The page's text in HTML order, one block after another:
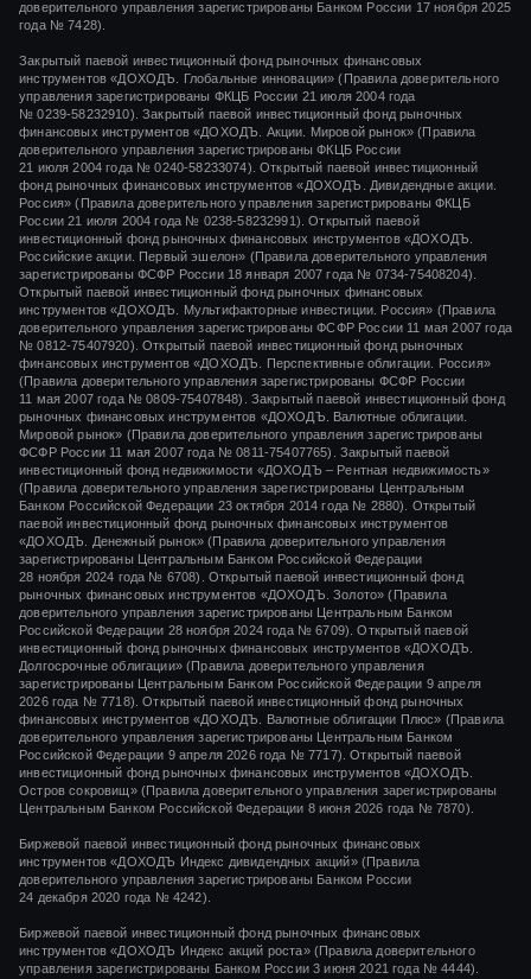
доверительного управления зарегистрированы Банком России 17 ноября 2025
года № 7428).
Закрытый паевой инвестиционный фонд рыночных финансовых
инструментов «ДОХОДЪ. Глобальные инновации» (Правила доверительного
управления зарегистрированы ФКЦБ России 21 июля 2004 года
№ 0239-58232910). Закрытый паевой инвестиционный фонд рыночных
финансовых инструментов «ДОХОДЪ. Акции. Мировой рынок» (Правила
доверительного управления зарегистрированы ФКЦБ России
21 июля 2004 года № 0240-58233074). Открытый паевой инвестиционный
фонд рыночных финансовых инструментов «ДОХОДЪ. Дивидендные акции.
Россия» (Правила доверительного управления зарегистрированы ФКЦБ
России21 июля 2004 года № 0238-58232991). Открытый паевой
инвестиционный фонд рыночных финансовых инструментов «ДОХОДЪ.
Российские акции. Первый эшелон» (Правила доверительного управления
зарегистрированы ФСФР России 18 января 2007 года № 0734-75408204).
Открытый паевой инвестиционный фонд рыночных финансовых
инструментов «ДОХОДЪ. Мультифакторные инвестиции. Россия» (Правила
доверительного управления зарегистрированы ФСФР России 11 мая 2007 года
№ 0812-75407920). Открытый паевой инвестиционный фонд рыночных
финансовых инструментов «ДОХОДЪ. Перспективные облигации. Россия»
(Правила доверительного управления зарегистрированы ФСФР России
11 мая 2007 года № 0809-75407848).
Закрытый паевой инвестиционный фонд
рыночных финансовых инструментов «ДОХОДЪ. Валютные облигации.
Мировой рынок» (Правила доверительного управления зарегистрированы
ФСФР России 11 мая 2007 года № 0811-75407765).
Закрытый паевой
инвестиционный фонд недвижимости «ДОХОДЪ – Рентная недвижимость»
(Правила доверительного управления зарегистрированы Центральным
Банком Российской Федерации 23 октября 2014 года № 2880).
Открытый
паевой инвестиционный фонд рыночных финансовых инструментов
«ДОХОДЪ. Денежный рынок» (Правила доверительного управления
зарегистрированы Центральным Банком Российской Федерации
28 ноября 2024 года № 6708).
Открытый паевой инвестиционный фонд
рыночных финансовых инструментов «ДОХОДЪ. Золото» (Правила
доверительного управления зарегистрированы Центральным Банком
Российской Федерации 28 ноября 2024 года№ 6709). Открытый паевой
инвестиционный фонд рыночных финансовых инструментов «ДОХОДЪ.
Долгосрочные облигации» (Правила доверительного управления
зарегистрированы Центральным Банком Российской Федерации 9 апреля
2026 года № 7718). Открытый паевой инвестиционный фонд рыночных
финансовых инструментов «ДОХОДЪ. Валютные облигации Плюс» (Правила
доверительного управления зарегистрированы Центральным Банком
Российской Федерации 9 апреля 2026 года № 7717). Открытый паевой
инвестиционный фонд рыночных финансовых инструментов «ДОХОДЪ.
Остров сокровищ» (Правила доверительного управления зарегистрированы
Центральным Банком Российской Федерации 8 июня 2026 года № 7870).
Биржевой паевой инвестиционный фонд рыночных финансовых
инструментов«ДОХОДЪ Индекс дивидендных акций»(Правила
доверительного управления зарегистрированы Банком России
24 декабря 2020 года № 4242)
Биржевой паевой инвестиционный фонд рыночных финансовых
инструментов«ДОХОДЪ Индекс акций роста»(Правила доверительного
управления зарегистрированы Банком России3 июня 2021 года № 4444).